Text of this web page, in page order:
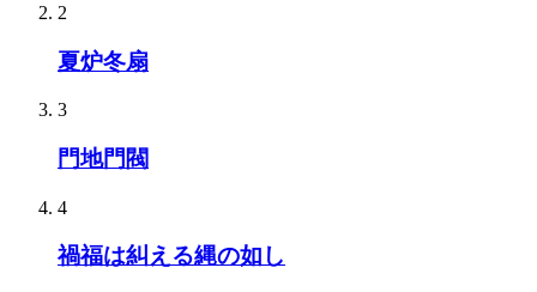
2
夏炉冬扇
3
門地門閥
4
禍福は糾える縄の如し